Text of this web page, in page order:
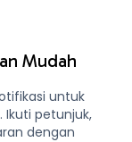
Mudah
untuk
Ikuti petunjuk,
dengan